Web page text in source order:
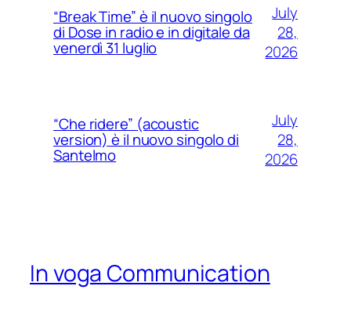
“Break Time” è il nuovo singolo
di Dose in radio e in digitale da
venerdì 31 luglio
July
28,
2026
“Che ridere” (acoustic
version) è il nuovo singolo di
Santelmo
July
28,
2026
In voga Communication